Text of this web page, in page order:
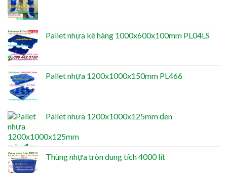
Pallet nhựa kê hàng 1000x600x100mm PL04LS
Pallet nhựa 1200x1000x150mm PL466
Pallet nhựa 1200x1000x125mm đen
Thùng nhựa tròn dung tích 4000 lít